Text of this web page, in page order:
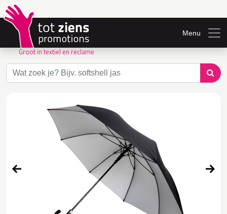
Groot in textiel en reclame
Menu